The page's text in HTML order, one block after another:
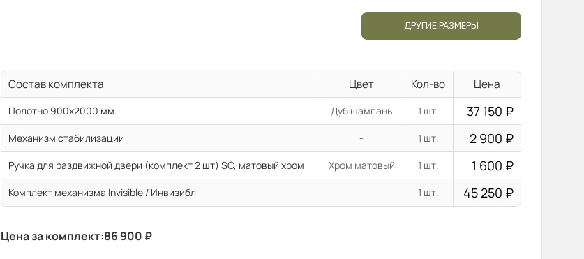
ДРУГИЕ РАЗМЕРЫ
Состав комплекта Цвет Кол-во Цена
Полотно 900x2000 мм. Дуб шампань 1 шт. 37 150 ₽
Механизм стабилизации - 1 шт. 2 900 ₽
Ручка для раздвижной двери (комплект 2 шт) SC, матовый хром Хром матовый 1 шт. 1 600 ₽
Комплект механизма Invisible / Инвизибл - 1 шт. 45 250 ₽
Цена за комплект:86 900 ₽